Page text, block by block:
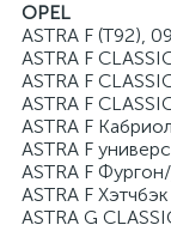
OPEL
ASTRA F (T92),
ASTRA F
ASTRA F
ASTRA F
ASTRA F
ASTRA F
ASTRA F
ASTRA F
ASTRA G